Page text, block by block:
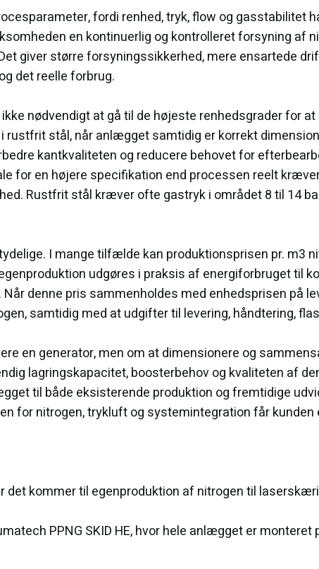
fordi renhed, tryk, flow og gasstabilitet
en kontinuerlig og kontrolleret forsyning af
giver større forsyningssikkerhed, mere ensartede
det reelle forbrug.
nødvendigt at gå til de højeste renhedsgrader for
stål, når anlægget samtidig er korrekt
kantkvaliteten og reducere behovet for
for en højere specifikation end processen reelt
Rustfrit stål kræver ofte gastryk i området 8 til 14
I mange tilfælde kan produktionsprisen pr. m3
udgøres i praksis af energiforbruget til
denne pris sammenholdes med enhedsprisen på
samtidig med at udgifter til levering, håndtering,
en generator, men om at dimensionere og
lagringskapacitet, boosterbehov og kvaliteten af
til både eksisterende produktion og fremtidige
for nitrogen, trykluft og systemintegration får
kommer til egenproduktion af nitrogen til
PPNG SKID HE, hvor hele anlægget er monteret